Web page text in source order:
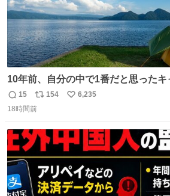
10年前、自分の中で1番だと思った
ない
返
信
15
リ
ポ
ト
数
154
い
数
6,235
18時間前